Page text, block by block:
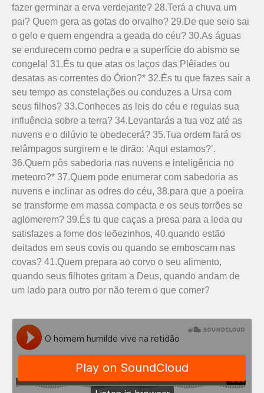
fazer germinar a erva verdejante? 28.Terá a chuva um
pai? Quem gera as gotas do orvalho? 29.De que seio sai
o gelo e quem engendra a geada do céu? 30.As águas
se endurecem como pedra e a superfície do abismo se
congela! 31.És tu que atas os laços das Plêiades ou
desatas as correntes do Órion?* 32.És tu que fazes sair a
seu tempo as constelações ou conduzes a Ursa com
seus filhos? 33.Conheces as leis do céu e regulas sua
influência sobre a terra? 34.Levantarás a tua voz até as
nuvens e o dilúvio te obedecerá? 35.Tua ordem fará os
relâmpagos surgirem e te dirão: ‘Aqui estamos?’.
36.Quem pôs sabedoria nas nuvens e inteligência no
meteoro?* 37.Quem pode enumerar com sabedoria as
nuvens e inclinar as odres do céu, 38.para que a poeira
se transforme em massa compacta e os seus torrões se
aglomerem? 39.És tu que caças a presa para a leoa ou
satisfazes a fome dos leõezinhos, 40.quando estão
deitados em seus covis ou quando se emboscam nas
covas? 41.Quem prepara ao corvo o seu alimento,
quando seus filhotes gritam a Deus, quando andam de
um lado para outro por não terem o que comer?